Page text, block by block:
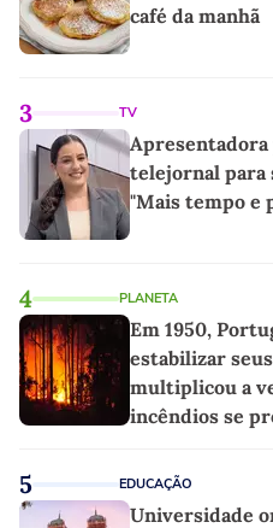
café da manhã
3 TV
Apresentadora
telejornal para
"Mais tempo e
4 PLANETA
Em 1950,
estabilizar
multiplicou a
incêndios se
5 EDUCAÇÃO
Universidade